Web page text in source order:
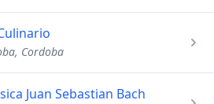
Cordoba
Juan Sebastian Bach